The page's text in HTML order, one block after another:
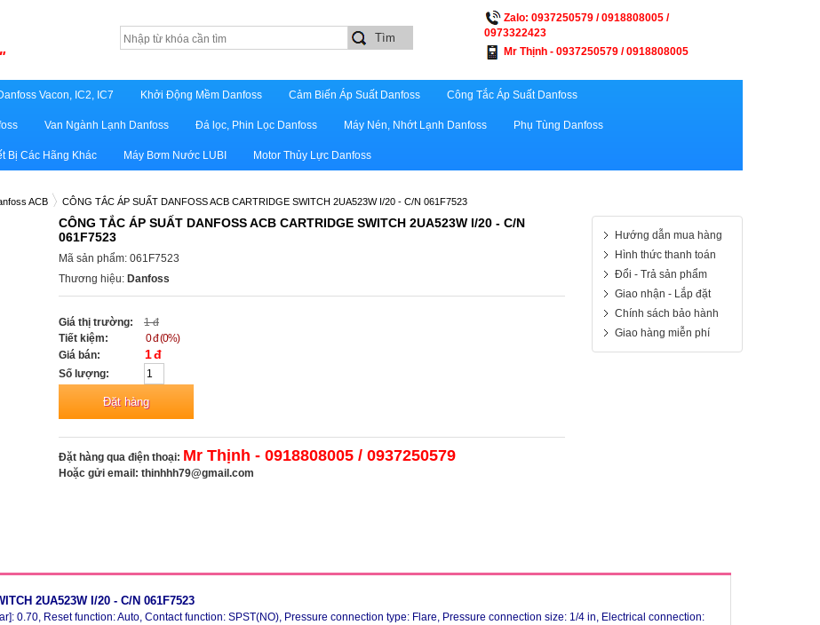
Zalo: 0937250579 / 0918808005 /
0973322423
Mr Thịnh - 0937250579 / 0918808005
Vacon, IC2, IC7 Khởi Động Mềm Danfoss Cảm Biến Áp Suất Danfoss Công Tắc Áp Suất Danfoss
Van Ngành Lạnh Danfoss Đá lọc, Phin Lọc Danfoss Máy Nén, Nhớt Lạnh Danfoss Phụ Tùng Danfoss
Bị Các Hãng Khác Máy Bơm Nước LUBI Motor Thủy Lực Danfoss
ACB CÔNG TẮC ÁP SUẤT DANFOSS ACB CARTRIDGE SWITCH 2UA523W I/20 - C/N 061F7523
CÔNG TẮC ÁP SUẤT DANFOSS ACB CARTRIDGE SWITCH 2UA523W I/20 - C/N
061F7523
Mã sản phẩm: 061F7523
Thương hiệu: Danfoss
Giá thị trường:
1 đ
Tiết kiệm:
0 đ (0%)
Giá bán:
1 đ
Số lượng:
Đặt hàng qua điện thoại: Mr Thịnh - 0918808005 / 0937250579
Hoặc gửi email: thinhhh79@gmail.com
Hướng dẫn mua hàng
Hình thức thanh toán
Đổi - Trả sản phẩm
Giao nhận - Lắp đặt
Chính sách bảo hành
Giao hàng miễn phí
2UA523W I/20 - C/N 061F7523
0.70, Reset function: Auto, Contact function: SPST(NO), Pressure connection type: Flare, Pressure connection size: 1/4 in, Electrical connection: